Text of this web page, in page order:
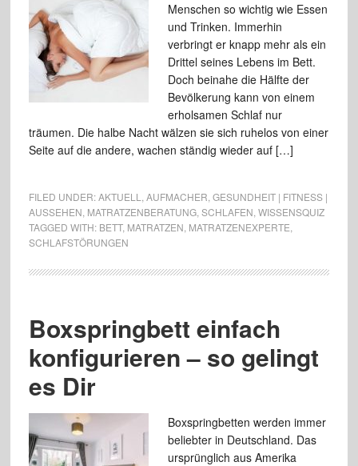
Menschen so wichtig wie Essen
und Trinken. Immerhin
verbringt er knapp mehr als ein
Drittel seines Lebens im Bett.
Doch beinahe die Hälfte der
Bevölkerung kann von einem
erholsamen Schlaf nur
träumen. Die halbe Nacht wälzen sie sich ruhelos von einer
Seite auf die andere, wachen ständig wieder auf […]
FILED UNDER:AKTUELL AUFMACHER GESUNDHEIT | FITNESS |
AUSSEHEN MATRATZENBERATUNG, SCHLAFEN WISSENSQUIZ
TAGGED WITH: BETT, MATRATZEN MATRATZENEXPERTE
SCHLAFSTÖRUNGEN
Boxspringbett einfach
konfigurieren – so gelingt
es Dir
Boxspringbetten werden immer
beliebter in Deutschland. Das
ursprünglich aus Amerika